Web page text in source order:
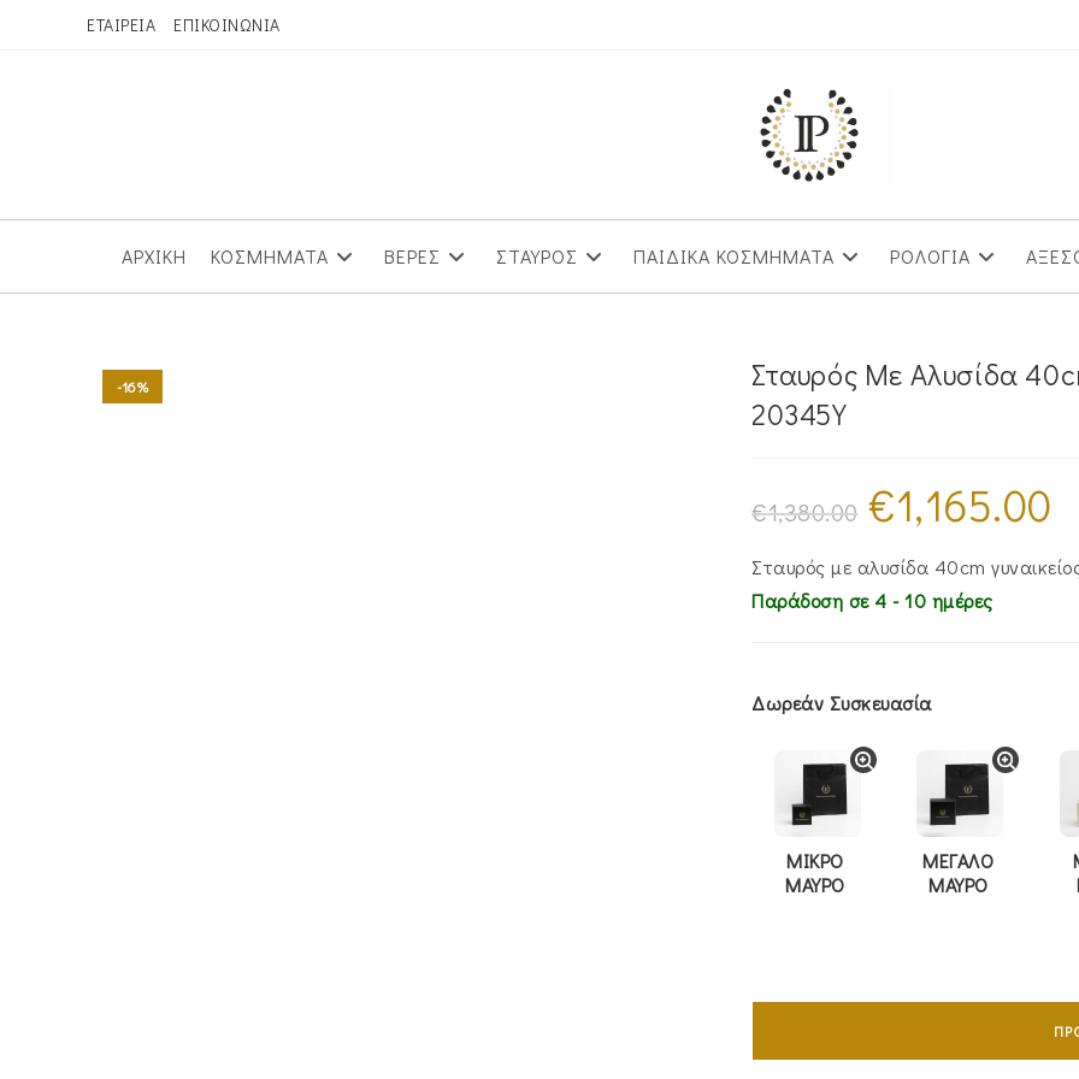
ΕΤΑΙΡΕΙΑ ΕΠΙΚΟΙΝΩΝΙΑ
ΑΡΧΙΚΗ ΚΟΣΜΗΜΑΤΑ ΒΕΡΕΣ ΣΤΑΥΡΟΣ ΠΑΙΔΙΚΑ ΚΟΣΜΗΜΑΤΑ ΡΟΛΟΓΙΑ
-16%
Σταυρός Mε Aλυσίδα
20345Y
€1,380.00
Original
price
was:
€1,165.00
Σταυρός με αλυσίδα 40cm
Παράδοση σε 4 - 10 ημέρες
Δωρεάν Συσκευασία
ΜΙΚΡΟ
ΜΑΥΡΟ
ΜΕΓΑΛΟ
ΜΑΥΡΟ
Σταυρός
Aλυσίδα